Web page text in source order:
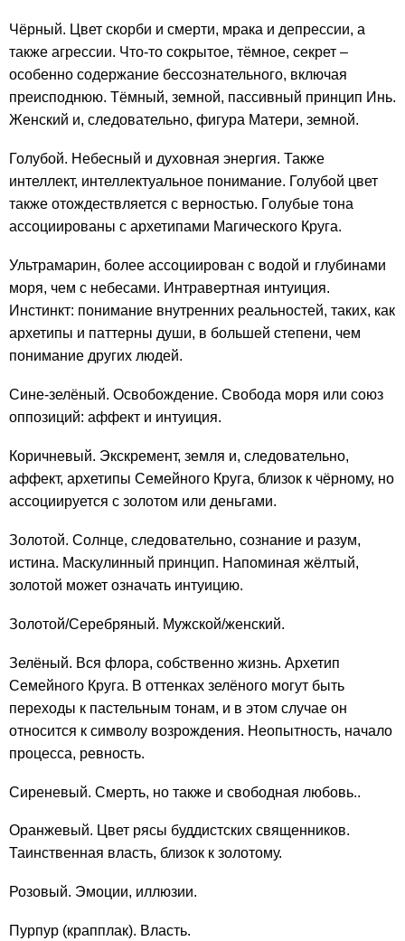
Чёрный. Цвет скорби и смерти, мрака и депрессии, а
также агрессии. Что-то сокрытое, тёмное, секрет –
особенно содержание бессознательного, включая
преисподнюю. Тёмный, земной, пассивный принцип Инь.
Женский и, следовательно, фигура Матери, земной.
Голубой. Небесный и духовная энергия. Также
интеллект, интеллектуальное понимание. Голубой цвет
также отождествляется с верностью. Голубые тона
ассоциированы с архетипами Магического Круга.
Ультрамарин, более ассоциирован с водой и глубинами
моря, чем с небесами. Интравертная интуиция.
Инстинкт: понимание внутренних реальностей, таких, как
архетипы и паттерны души, в большей степени, чем
понимание других людей.
Сине-зелёный. Освобождение. Свобода моря или союз
оппозиций: аффект и интуиция.
Коричневый. Экскремент, земля и, следовательно,
аффект, архетипы Семейного Круга, близок к чёрному, но
ассоциируется с золотом или деньгами.
Золотой. Солнце, следовательно, сознание и разум,
истина. Маскулинный принцип. Напоминая жёлтый,
золотой может означать интуицию.
Золотой/Серебряный. Мужской/женский.
Зелёный. Вся флора, собственно жизнь. Архетип
Семейного Круга. В оттенках зелёного могут быть
переходы к пастельным тонам, и в этом случае он
относится к символу возрождения. Неопытность, начало
процесса, ревность.
Сиреневый. Смерть, но также и свободная любовь..
Оранжевый. Цвет рясы буддистских священников.
Таинственная власть, близок к золотому.
Розовый. Эмоции, иллюзии.
Пурпур (крапплак). Власть.